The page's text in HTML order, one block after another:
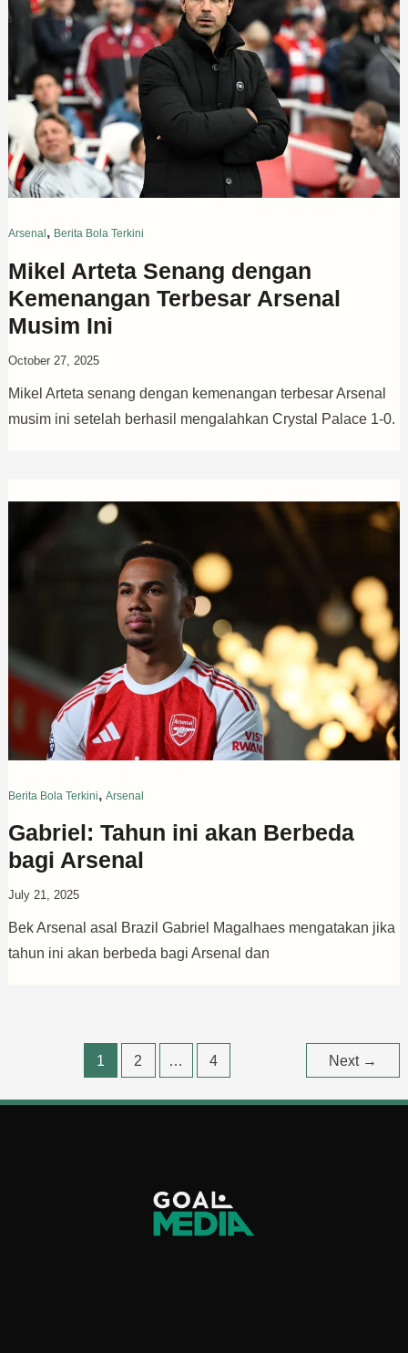
Arsenal , Berita Bola Terkini
Mikel Arteta Senang dengan
Kemenangan Terbesar Arsenal
Musim Ini
October 27, 2025
Mikel Arteta senang dengan kemenangan terbesar Arsenal
musim ini setelah berhasil mengalahkan Crystal Palace 1-0.
Berita Bola Terkini, Arsenal
Gabriel: Tahun ini akan Berbeda
bagi Arsenal
July 21, 2025
Bek Arsenal asal Brazil Gabriel Magalhaes mengatakan jika
tahun ini akan berbeda bagi Arsenal dan
1 2 … 4 Next →